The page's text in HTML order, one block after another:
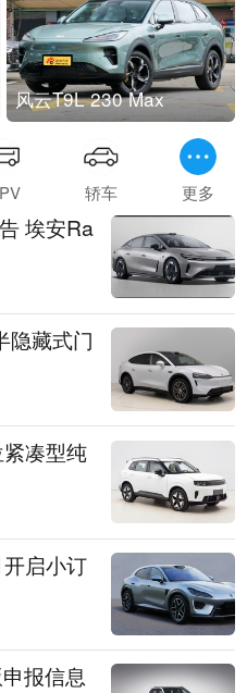
风云T9L 230 Max
轿车 更多
埃安Ra
隐藏式门
凑型纯
启小订
报信息